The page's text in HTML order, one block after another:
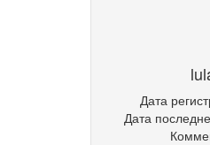
Дата
Дата